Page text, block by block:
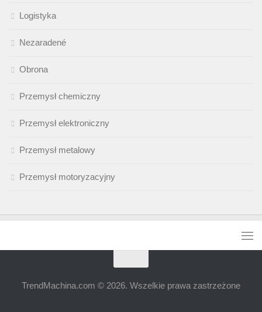
Logistyka
Nezaradené
Obrona
Przemysł chemiczny
Przemysł elektroniczny
Przemysł metalowy
Przemysł motoryzacyjny
TrendMachina.com © 2026. Wszelkie prawa zastrzeżone